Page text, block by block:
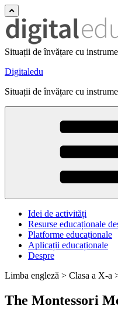
Situații de învățare cu
Digitaledu
Situații de învățare cu
Idei de activități
Resurse educaționale
Platforme educaționale
Aplicații educaționale
Despre
Limba engleză > Clasa a X-a
The Montessori